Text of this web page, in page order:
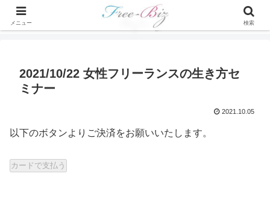
2021/10/22 女性フリーランスの生き方セ
ミナー
2021.10.05
以下のボタンよりご決済をお願いいたします。
カードで支払う
メニュー 検索